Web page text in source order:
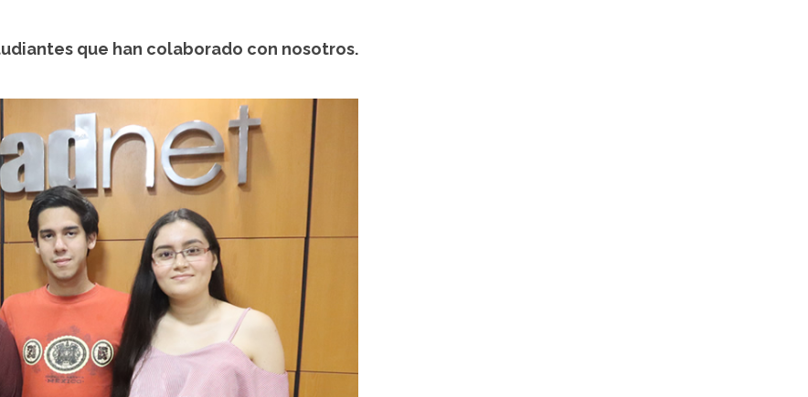
que han colaborado con nosotros.